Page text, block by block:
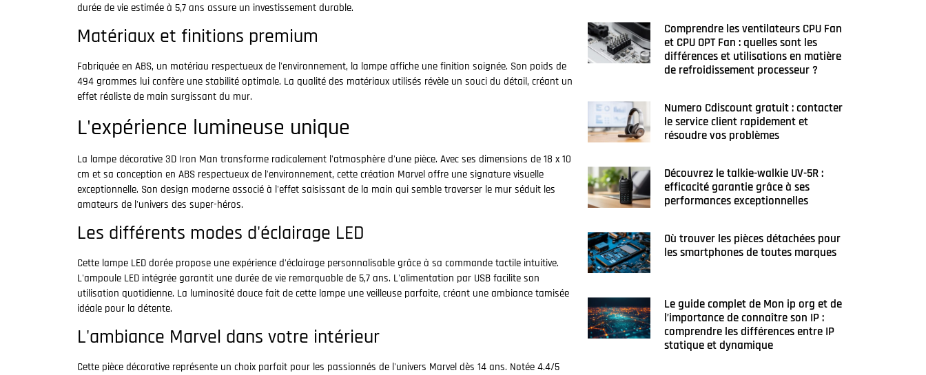
durée de vie estimée à 5,7 ans assure un investissement durable.
Matériaux et finitions premium
Fabriquée en ABS, un matériau respectueux de l'environnement, la lampe affiche une finition soignée. Son poids de
494 grammes lui confère une stabilité optimale. La qualité des matériaux utilisés révèle un souci du détail, créant un
effet réaliste de main surgissant du mur.
L'expérience lumineuse unique
La lampe décorative 3D Iron Man transforme radicalement l'atmosphère d'une pièce. Avec ses dimensions de 18 x 10
cm et sa conception en ABS respectueux de l'environnement, cette création Marvel offre une signature visuelle
exceptionnelle. Son design moderne associé à l'effet saisissant de la main qui semble traverser le mur séduit les
amateurs de l'univers des super-héros.
Les différents modes d'éclairage LED
Cette lampe LED dorée propose une expérience d'éclairage personnalisable grâce à sa commande tactile intuitive.
L'ampoule LED intégrée garantit une durée de vie remarquable de 5,7 ans. L'alimentation par USB facilite son
utilisation quotidienne. La luminosité douce fait de cette lampe une veilleuse parfaite, créant une ambiance tamisée
idéale pour la détente.
L'ambiance Marvel dans votre intérieur
Cette pièce décorative représente un choix parfait pour les passionnés de l'univers Marvel dès 14 ans. Notée 4.4/5
Comprendre les ventilateurs CPU Fan
et CPU OPT Fan : quelles sont les
différences et utilisations en matière
de refroidissement processeur ?
Numero Cdiscount gratuit : contacter
le service client rapidement et
résoudre vos problèmes
Découvrez le talkie-walkie UV-5R :
efficacité garantie grâce à ses
performances exceptionnelles
Où trouver les pièces détachées pour
les smartphones de toutes marques
Le guide complet de Mon ip org et de
l’importance de connaître son IP :
comprendre les différences entre IP
statique et dynamique